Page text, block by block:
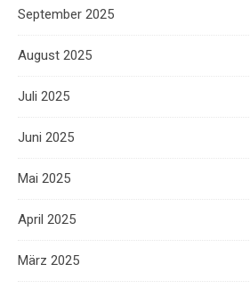
September 2025
August 2025
Juli 2025
Juni 2025
Mai 2025
April 2025
März 2025